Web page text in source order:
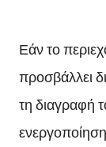
Εάν το
προσβάλλει
τη διαγραφή